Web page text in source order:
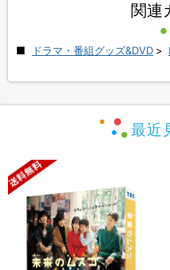
関連
ドラマ・番組グッズ&DVD >
最近